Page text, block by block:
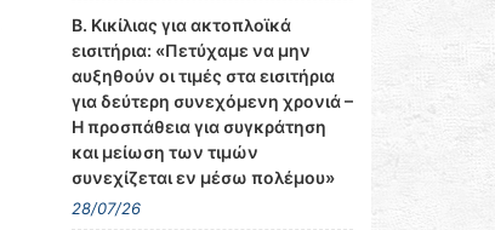
Β. Κικίλιας για ακτοπλοϊκά
εισιτήρια: «Πετύχαμε να μην
αυξηθούν οι τιμές στα εισιτήρια
για δεύτερη συνεχόμενη χρονιά –
Η προσπάθεια για συγκράτηση
και μείωση των τιμών
συνεχίζεται εν μέσω πολέμου»
28/07/26